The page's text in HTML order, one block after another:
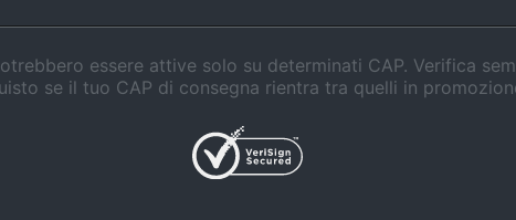
essere attive solo su determinati CAP. Verifica
se il tuo CAP di consegna rientra tra quelli in